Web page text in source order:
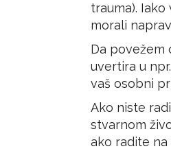
trauma).
morali
Da povežem
uvertira u
vaš osobni
Ako niste
stvarnom
ako radite